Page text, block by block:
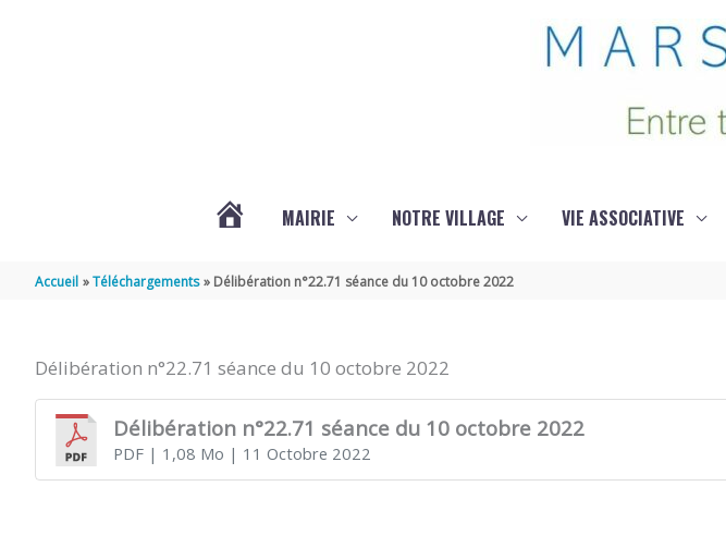
MAIRIE NOTRE VILLAGE VIE ASSOCIATIVE
Accueil Téléchargements Délibération n°22.71 séance du 10 octobre 2022
Délibération n°22.71 séance du 10 octobre 2022
Délibération n°22.71 séance du 10 octobre 2022
PDF| 1,08 Mo | 11 Octobre 2022